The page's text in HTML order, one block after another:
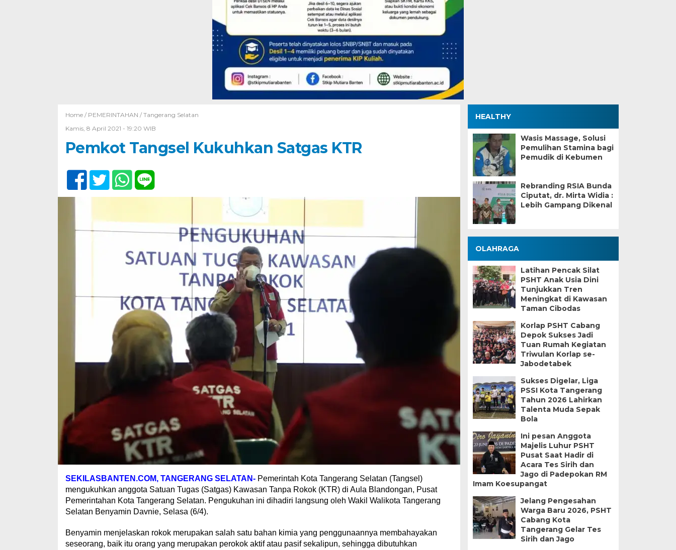
Home / PEMERINTAHAN / Tangerang Selatan
Kamis, 8 April 2021 - 19:20 WIB
Pemkot Tangsel Kukuhkan Satgas KTR
SEKILASBANTEN.COM, TANGERANG SELATAN- Pemerintah Kota Tangerang Selatan (Tangsel)
mengukuhkan anggota Satuan Tugas (Satgas) Kawasan Tanpa Rokok (KTR) di Aula Blandongan, Pusat
Pemerintahan Kota Tangerang Selatan. Pengukuhan ini dihadiri langsung oleh Wakil Walikota Tangerang
Selatan Benyamin Davnie, Selasa (6/4).
Benyamin menjelaskan rokok merupakan salah satu bahan kimia yang penggunaannya membahayakan
seseorang, baik itu orang yang merupakan perokok aktif atau pasif sekalipun, sehingga dibutuhkan
HEALTHY
Wasis Massage, Solusi
Pemulihan Stamina bagi
Pemudik di Kebumen
Rebranding RSIA Bunda
Ciputat, dr. Mirta Widia :
Lebih Gampang Dikenal
OLAHRAGA
Latihan Pencak Silat
PSHT Anak Usia Dini
Tunjukkan Tren
Meningkat di Kawasan
Taman Cibodas
Korlap PSHT Cabang
Depok Sukses Jadi
Tuan Rumah Kegiatan
Triwulan Korlap se-
Jabodetabek
Sukses Digelar, Liga
PSSI Kota Tangerang
Tahun 2026 Lahirkan
Talenta Muda Sepak
Bola
Ini pesan Anggota
Majelis Luhur PSHT
Pusat Saat Hadir di
Acara Tes Sirih dan
Jago di Padepokan RM
Imam Koesupangat
Jelang Pengesahan
Warga Baru 2026, PSHT
Cabang Kota
Tangerang Gelar Tes
Sirih dan Jago